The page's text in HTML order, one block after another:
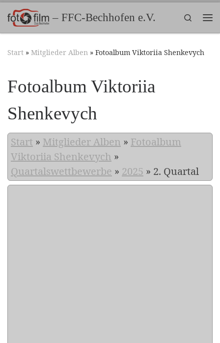
Zum Inhalt springen– FFC-Bechhofen e.V.
Search
Start » Mitglieder Alben » Fotoalbum Viktoriia Shenkevych
Fotoalbum Viktoriia
Shenkevych
Start » Mitglieder Alben » Fotoalbum
Viktoriia Shenkevych »
Quartalswettbewerbe » 2025 » 2. Quartal